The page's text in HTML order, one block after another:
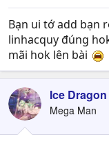
Bạn ui tớ add bạn
linhacquy đúng
mãi hok lên bài
Ice Dragon
Mega Man